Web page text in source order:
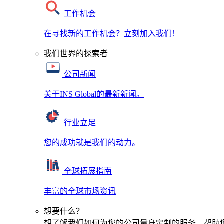
工作机会
在寻找新的工作机会？立刻加入我们！
我们世界的探索者
公司新闻
关于INS Global的最新新闻。
行业立足
您的成功就是我们的动力。
全球拓展指南
丰富的全球市场资讯
想要什么？